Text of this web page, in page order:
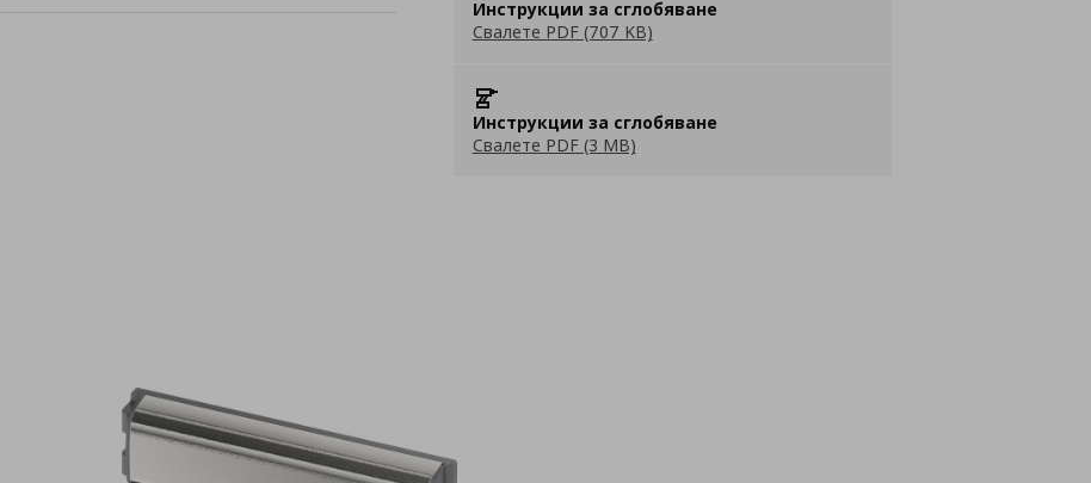
Инструкции за сглобяване
Свалете PDF (707 KB)
Инструкции за сглобяване
Свалете PDF (3 MB)